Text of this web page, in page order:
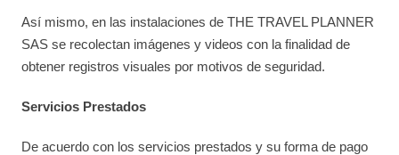
Así mismo, en las instalaciones de THE TRAVEL PLANNER
SAS se recolectan imágenes y videos con la finalidad de
obtener registros visuales por motivos de seguridad.
Servicios Prestados
De acuerdo con los servicios prestados y su forma de pago